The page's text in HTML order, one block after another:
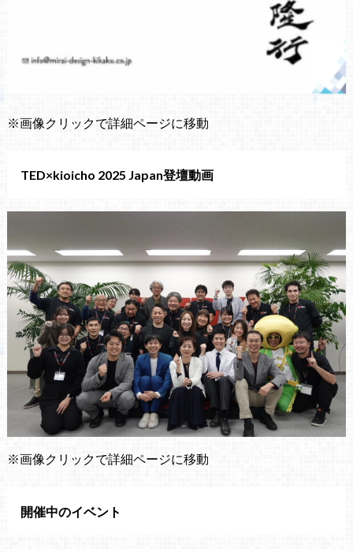
※画像クリックで詳細ページに移動
TED×kioicho 2025 Japan登壇動画
※画像クリックで詳細ページに移動
開催中のイベント